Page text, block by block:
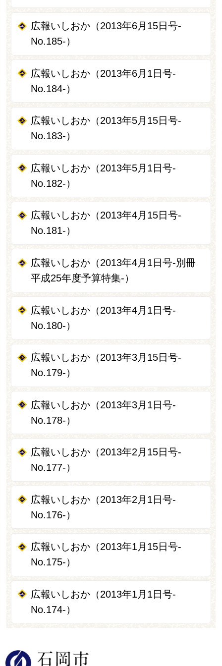
広報いしおか（2013年6月15日号-
No.185-）
広報いしおか（2013年6月1日号-
No.184-）
広報いしおか（2013年5月15日号-
No.183-）
広報いしおか（2013年5月1日号-
No.182-）
広報いしおか（2013年4月15日号-
No.181-）
広報いしおか（2013年4月1日号-別冊
平成25年度予算特集-）
広報いしおか（2013年4月1日号-
No.180-）
広報いしおか（2013年3月15日号-
No.179-）
広報いしおか（2013年3月1日号-
No.178-）
広報いしおか（2013年2月15日号-
No.177-）
広報いしおか（2013年2月1日号-
No.176-）
広報いしおか（2013年1月15日号-
No.175-）
広報いしおか（2013年1月1日号-
No.174-）